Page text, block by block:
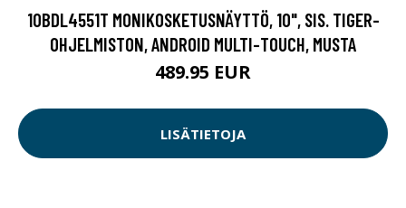
10BDL4551T MONIKOSKETUSNÄYTTÖ, 10", SIS. TIGER-
OHJELMISTON, ANDROID MULTI-TOUCH, MUSTA
489.95 EUR
LISÄTIETOJA